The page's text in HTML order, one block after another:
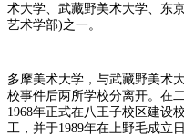
术大学、武藏野美术大学、东
艺术学部)之一。
多摩美术大学，与武藏野美术
校事件后两所学校分离开。在
1968年正式在八王子校区建设
工，并于1989年在上野毛成立